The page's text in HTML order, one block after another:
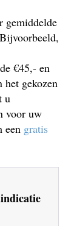
gemiddelde
€45,- en
gekozen
u
voor uw
een gratis